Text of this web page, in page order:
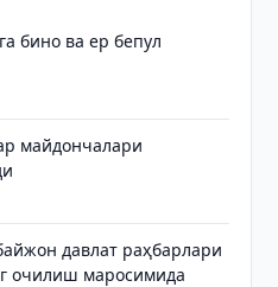
бино ва ер бепул
майдончалари
давлат раҳбарлари
очилиш маросимида